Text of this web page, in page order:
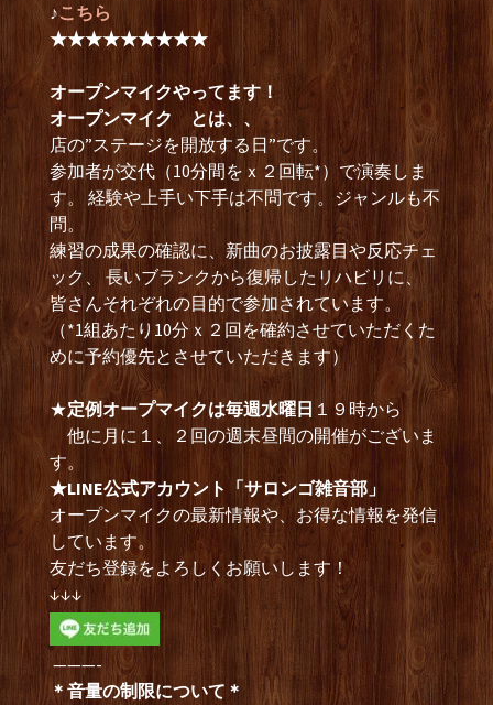
♪こちら
★★★★★★★★★
オープンマイクやってます！
オープンマイク とは、、
店の”ステージを開放する日”です。
参加者が交代（10分間をｘ２回転*）で演奏しま
す。 経験や上手い下手は不問です。ジャンルも不
問。
練習の成果の確認に、新曲のお披露目や反応チェ
ック、 長いブランクから復帰したリハビリに、
皆さんそれぞれの目的で参加されています。
（*1組あたり10分ｘ２回を確約させていただくた
めに予約優先とさせていただきます）
★定例オープマイクは毎週水曜日 １９時から
他に月に１、２回の週末昼間の開催がございま
す。
★LINE公式アカウント「サロンゴ雑音部」
オープンマイクの最新情報や、お得な情報を発信
しています。
友だち登録をよろしくお願いします！
↓↓↓
———-
＊音量の制限について＊